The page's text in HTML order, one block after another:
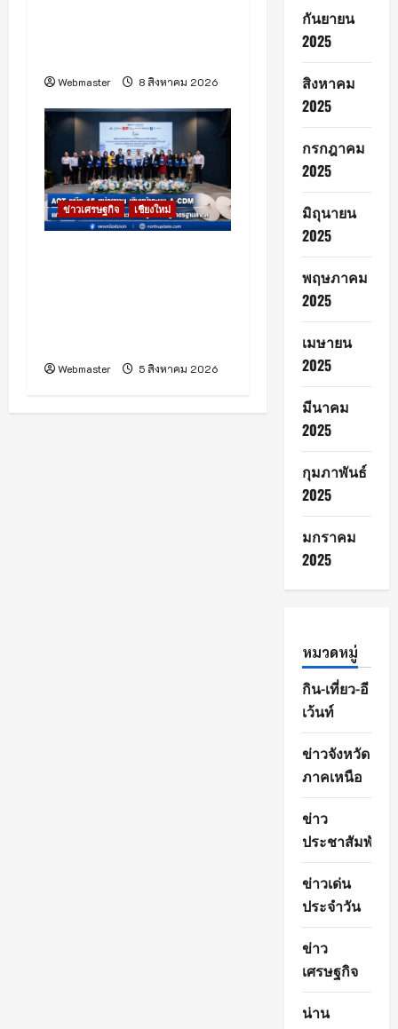
Webmaster 8 สิงหาคม 2026
ข่าวเศรษฐกิจ เชียงใหม่
Webmaster 5 สิงหาคม 2026
กันยายน
2025
สิงหาคม
2025
กรกฎาคม
2025
มิถุนายน
2025
พฤษภาคม
2025
เมษายน
2025
มีนาคม
2025
กุมภาพันธ์
2025
มกราคม
2025
หมวดหมู่
กิน-เที่ยว-อี
เว้นท์
ข่าวจังหวัด
ภาคเหนือ
ข่าว
ประชาสัมพันธ์
ข่าวเด่น
ประจำวัน
ข่าว
เศรษฐกิจ
น่าน